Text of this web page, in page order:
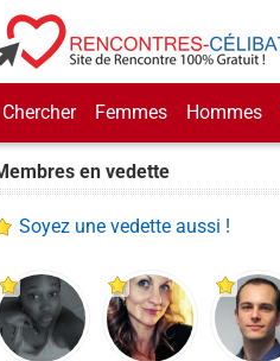
Chercher Femmes Hommes
en vedette
Soyez une vedette aussi !